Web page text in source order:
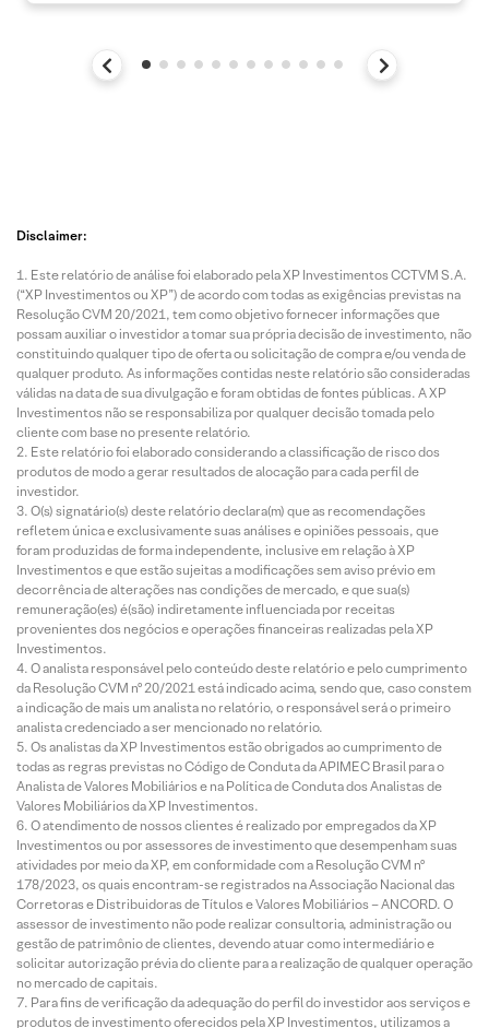
Disclaimer:
Este relatório de análise foi elaborado pela XP Investimentos CCTVM S.A.
(“XP Investimentos ou XP”) de acordo com todas as exigências previstas na
Resolução CVM 20/2021, tem como objetivo fornecer informações que
possam auxiliar o investidor a tomar sua própria decisão de investimento, não
constituindo qualquer tipo de oferta ou solicitação de compra e/ou venda de
qualquer produto. As informações contidas neste relatório são consideradas
válidas na data de sua divulgação e foram obtidas de fontes públicas. A XP
Investimentos não se responsabiliza por qualquer decisão tomada pelo
cliente com base no presente relatório.
Este relatório foi elaborado considerando a classificação de risco dos
produtos de modo a gerar resultados de alocação para cada perfil de
investidor.
O(s) signatário(s) deste relatório declara(m) que as recomendações
refletem única e exclusivamente suas análises e opiniões pessoais, que
foram produzidas de forma independente, inclusive em relação à XP
Investimentos e que estão sujeitas a modificações sem aviso prévio em
decorrência de alterações nas condições de mercado, e que sua(s)
remuneração(es) é(são) indiretamente influenciada por receitas
provenientes dos negócios e operações financeiras realizadas pela XP
Investimentos.
O analista responsável pelo conteúdo deste relatório e pelo cumprimento
da Resolução CVM nº 20/2021 está indicado acima, sendo que, caso constem
a indicação de mais um analista no relatório, o responsável será o primeiro
analista credenciado a ser mencionado no relatório.
Os analistas da XP Investimentos estão obrigados ao cumprimento de
todas as regras previstas no Código de Conduta da APIMEC Brasil para o
Analista de Valores Mobiliários e na Política de Conduta dos Analistas de
Valores Mobiliários da XP Investimentos.
O atendimento de nossos clientes é realizado por empregados da XP
Investimentos ou por assessores de investimento que desempenham suas
atividades por meio da XP, em conformidade com a Resolução CVM nº
178/2023, os quais encontram-se registrados na Associação Nacional das
Corretoras e Distribuidoras de Títulos e Valores Mobiliários – ANCORD. O
assessor de investimento não pode realizar consultoria, administração ou
gestão de patrimônio de clientes, devendo atuar como intermediário e
solicitar autorização prévia do cliente para a realização de qualquer operação
no mercado de capitais.
Para fins de verificação da adequação do perfil do investidor aos serviços e
produtos de investimento oferecidos pela XP Investimentos, utilizamos a